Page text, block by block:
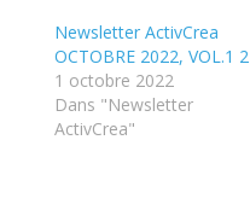
Newsletter ActivCrea
OCTOBRE 2022, VOL.1 2
1 octobre 2022
Dans "Newsletter
ActivCrea"